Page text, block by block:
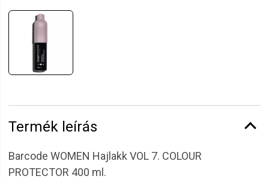
Termék leírás
Barcode WOMEN Hajlakk VOL 7. COLOUR
PROTECTOR 400 ml.